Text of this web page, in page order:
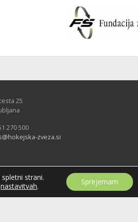
25
270 500
zveza.si
strani.
nastavitvah. Sprejemam